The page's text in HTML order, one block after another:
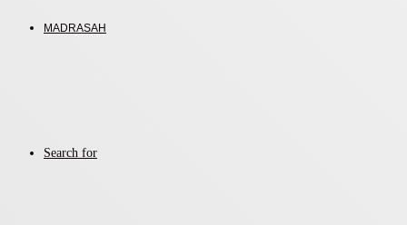
MADRASAH
Search for